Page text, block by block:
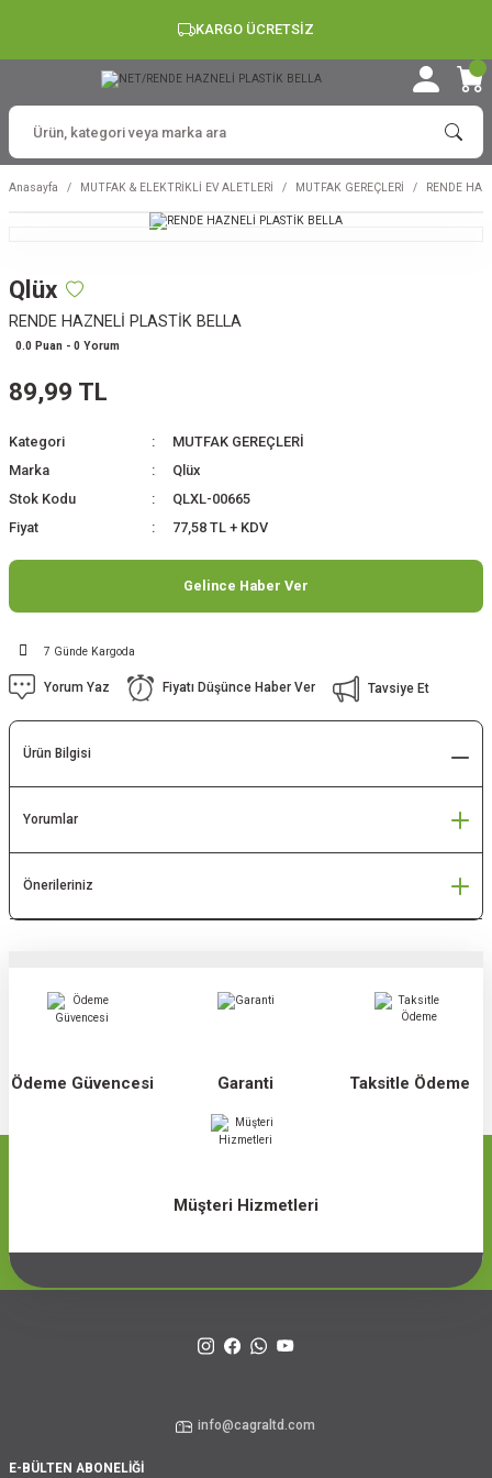
KARGO ÜCRETSİZ
Anasayfa MUTFAK & ELEKTRİKLİ EV ALETLERİ MUTFAK GEREÇLERİ RENDE
Qlüx
RENDE HAZNELİ PLASTİK BELLA
0.0 Puan - 0 Yorum
89,99 TL
Kategori
MUTFAK GEREÇLERİ
Marka
Qlüx
Stok Kodu
QLXL-00665
Fiyat
77,58 TL + KDV
Gelince Haber Ver
7 Günde Kargoda
Yorum Yaz Fiyatı Düşünce Haber Ver Tavsiye Et
Ürün Bilgisi
Yorumlar
Önerileriniz
Ödeme Güvencesi Garanti Taksitle Ödeme
Müşteri Hizmetleri
info@cagraltd.com
E-BÜLTEN ABONELİĞİ